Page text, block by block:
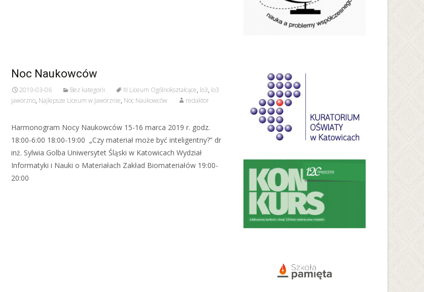
Noc Naukowców
2019-03-06 Bez kategorii III Liceum Ogólnokształcące, lo3, lo3
jaworzno, Najlepsze Liceum w Jaworznie, Noc Naukowców redaktor
Harmonogram Nocy Naukowców 15-16 marca 2019 r. godz.
18:00-6:00 18:00-19:00 „Czy materiał może być inteligentny?” dr
inż. Sylwia Golba Uniwersytet Śląski w Katowicach Wydział
Informatyki i Nauki o Materiałach Zakład Biomateriałów 19:00-
20:00